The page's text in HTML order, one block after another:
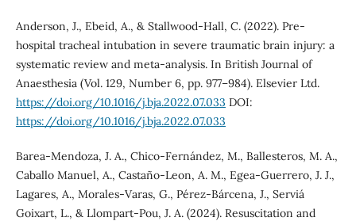
Anderson, J., Ebeid, A., & Stallwood-Hall, C. (2022). Pre-
hospital tracheal intubation in severe traumatic brain injury: a
systematic review and meta-analysis. In British Journal of
Anaesthesia (Vol. 129, Number 6, pp. 977–984). Elsevier Ltd.
https://doi.org/10.1016/j.bja.2022.07.033 DOI:
https://doi.org/10.1016/j.bja.2022.07.033
Barea-Mendoza, J. A., Chico-Fernández, M., Ballesteros, M. A.,
Caballo Manuel, A., Castaño-Leon, A. M., Egea-Guerrero, J. J.,
Lagares, A., Morales-Varas, G., Pérez-Bárcena, J., Serviá
Goixart, L., & Llompart-Pou, J. A. (2024). Resuscitation and